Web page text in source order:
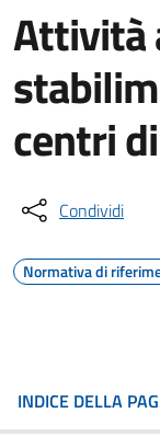
Attività
centri
Condividi
Normativa di
INDICE DELLA